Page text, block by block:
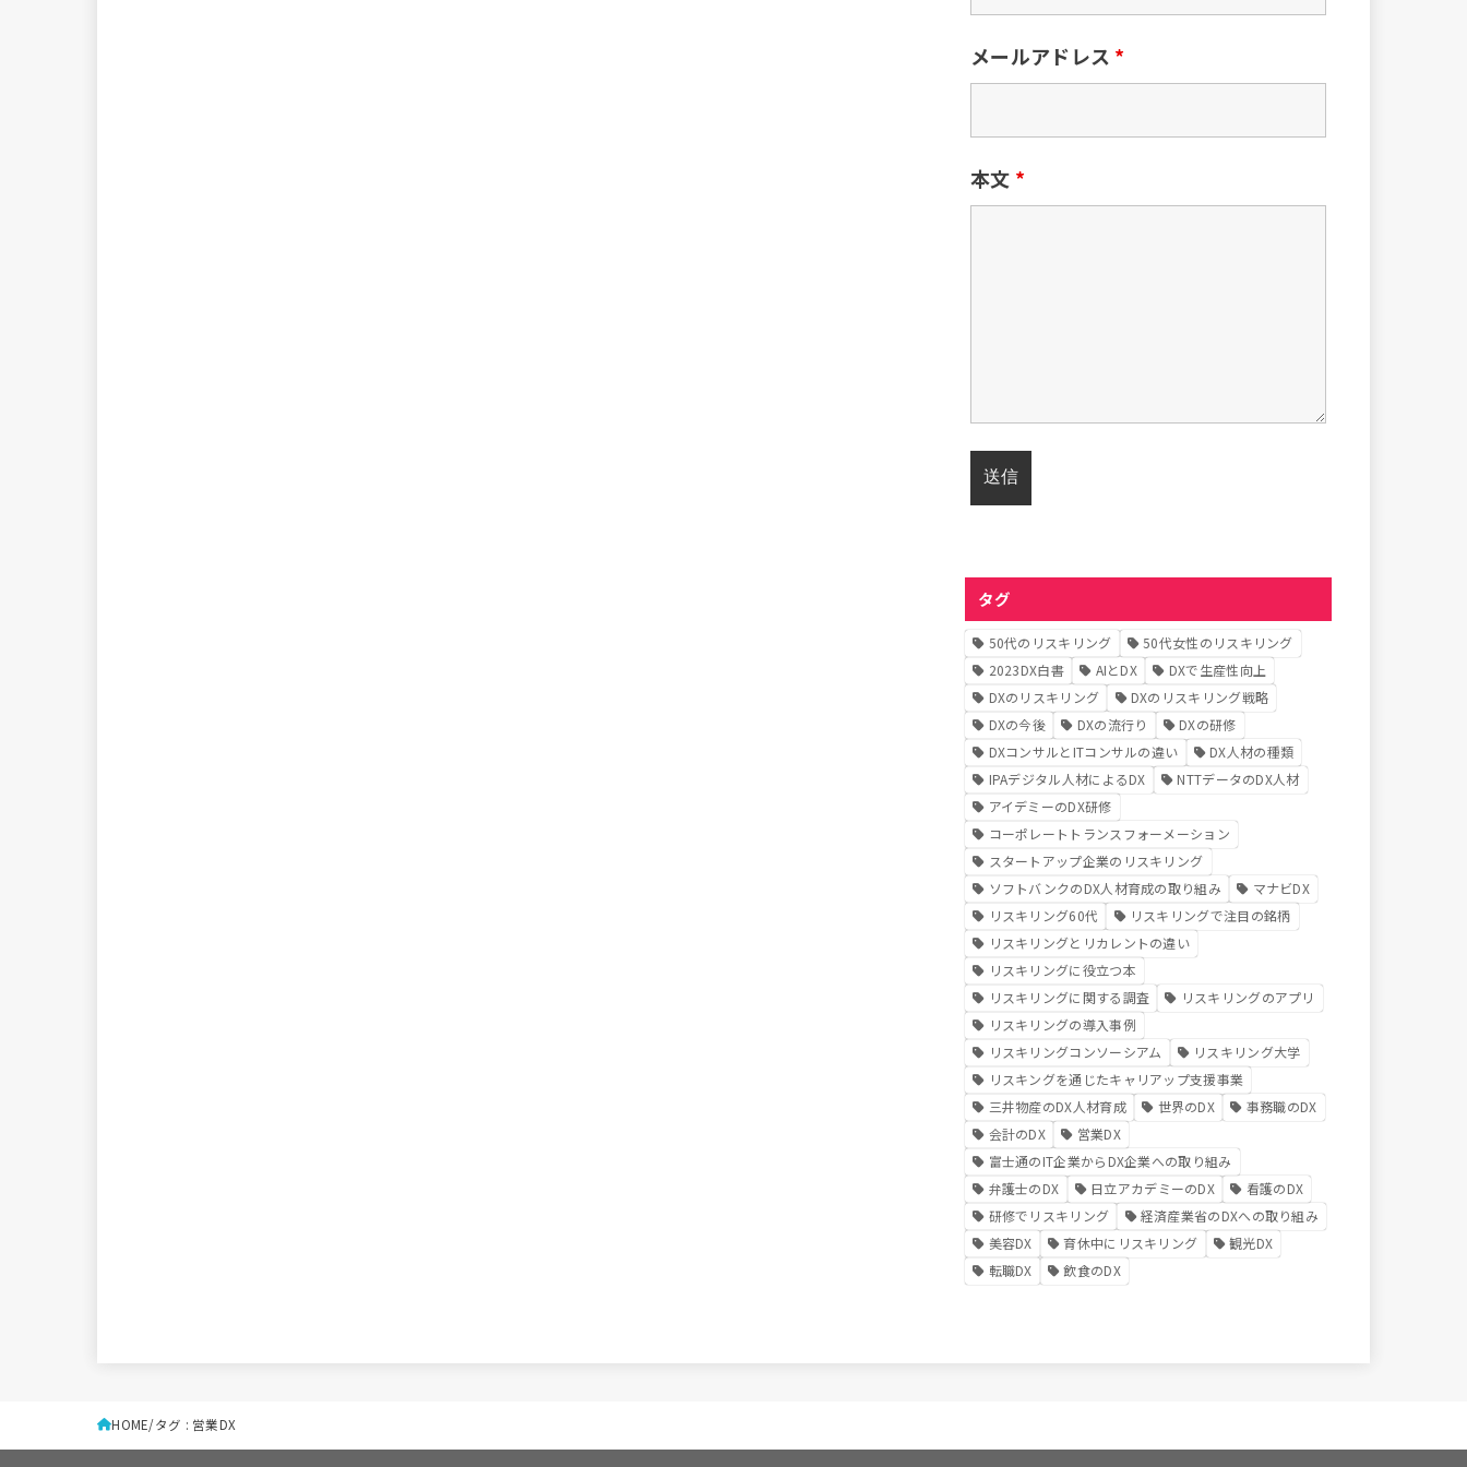
メールアドレス *
本文 *
タグ
50代のリスキリング
50代女性のリスキリング
2023DX白書
AIとDX
DXで生産性向上
DXのリスキリング
DXのリスキリング戦略
DXの今後
DXの流行り
DXの研修
DXコンサルとITコンサルの違い
DX人材の種類
IPAデジタル人材によるDX
NTTデータのDX人材
アイデミーのDX研修
コーポレートトランスフォーメーション
スタートアップ企業のリスキリング
ソフトバンクのDX人材育成の取り組み
マナビDX
リスキリング60代
リスキリングで注目の銘柄
リスキリングとリカレントの違い
リスキリングに役立つ本
リスキリングに関する調査
リスキリングのアプリ
リスキリングの導入事例
リスキリングコンソーシアム
リスキリング大学
リスキングを通じたキャリアップ支援事業
三井物産のDX人材育成
世界のDX
事務職のDX
会計のDX
営業DX
富士通のIT企業からDX企業への取り組み
弁護士のDX
日立アカデミーのDX
看護のDX
研修でリスキリング
経済産業省のDXへの取り組み
美容DX
育休中にリスキリング
観光DX
転職DX
飲食のDX
HOME タグ : 営業DX